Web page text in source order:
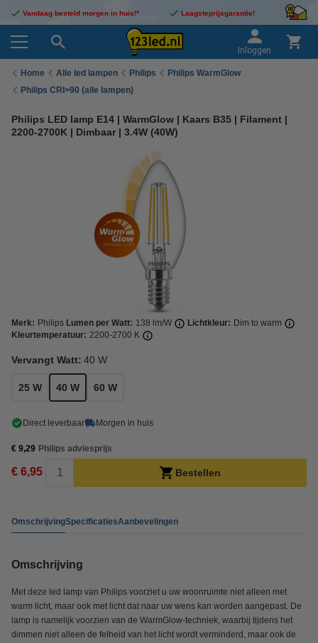
Vandaag besteld morgen in huis!* Laagsteprijsgarantie!
Inloggen
Home Alle led lampen Philips
Philips WarmGlow
Philips CRI>90 (alle lampen)
Philips LED lamp E14 | WarmGlow | Kaars B35 | Filament |
2200-2700K | Dimbaar | 3.4W (40W)
Merk: Philips Lumen per Watt: 138 lm/W Lichtkleur: Dim to warm
Kleurtemperatuur: 2200-2700 K
Vervangt Watt: 40 W
25 W 40 W 60 W
Direct leverbaar Morgen in huis
€ 9,29 Philips adviesprijs
€ 6,95 Bestellen
OmschrijvingSpecificatiesAanbevelingen
Omschrijving
Met deze led lamp van Philips voorziet u uw woonruimte niet alleen met
warm licht, maar ook met licht dat naar uw wens kan worden aangepast. De
lamp is namelijk voorzien van de WarmGlow-techniek, waarbij tijdens het
dimmen niet alleen de felheid van het licht wordt verminderd, maar ook de